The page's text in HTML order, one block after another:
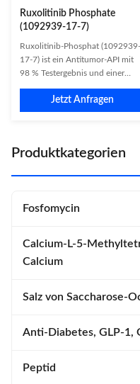
Ruxolitinib Phosphate
(1092939-17-7)
Ruxolitinib-Phosphat (1092939-
17-7) ist ein Antitumor-API mit
98 % Testergebnis und einer
Erhältlich in CP/EP/internen
Spezifikationen, 25 kg/Fass. Bei
Jetzt Anfragen
Produktkategorien
Fosfomycin
Calcium-L-5-
Calcium
Calcium L-5-
Salz von Saccharose-
Anti-Diabetes, GLP-1,
Tirzepatid
Peptid